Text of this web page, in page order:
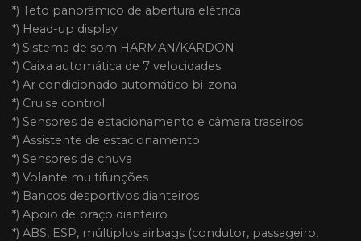
*) Teto panorâmico de abertura elétrica
*) Head-up display
*) Sistema de som HARMAN/KARDON
*) Caixa automática de 7 velocidades
*) Ar condicionado automático bi-zona
*) Cruise control
*) Sensores de estacionamento e câmara traseiros
*) Assistente de estacionamento
*) Sensores de chuva
*) Volante multifunções
*) Bancos desportivos dianteiros
*) Apoio de braço dianteiro
*) ABS, ESP, múltiplos airbags (condutor, passageiro,